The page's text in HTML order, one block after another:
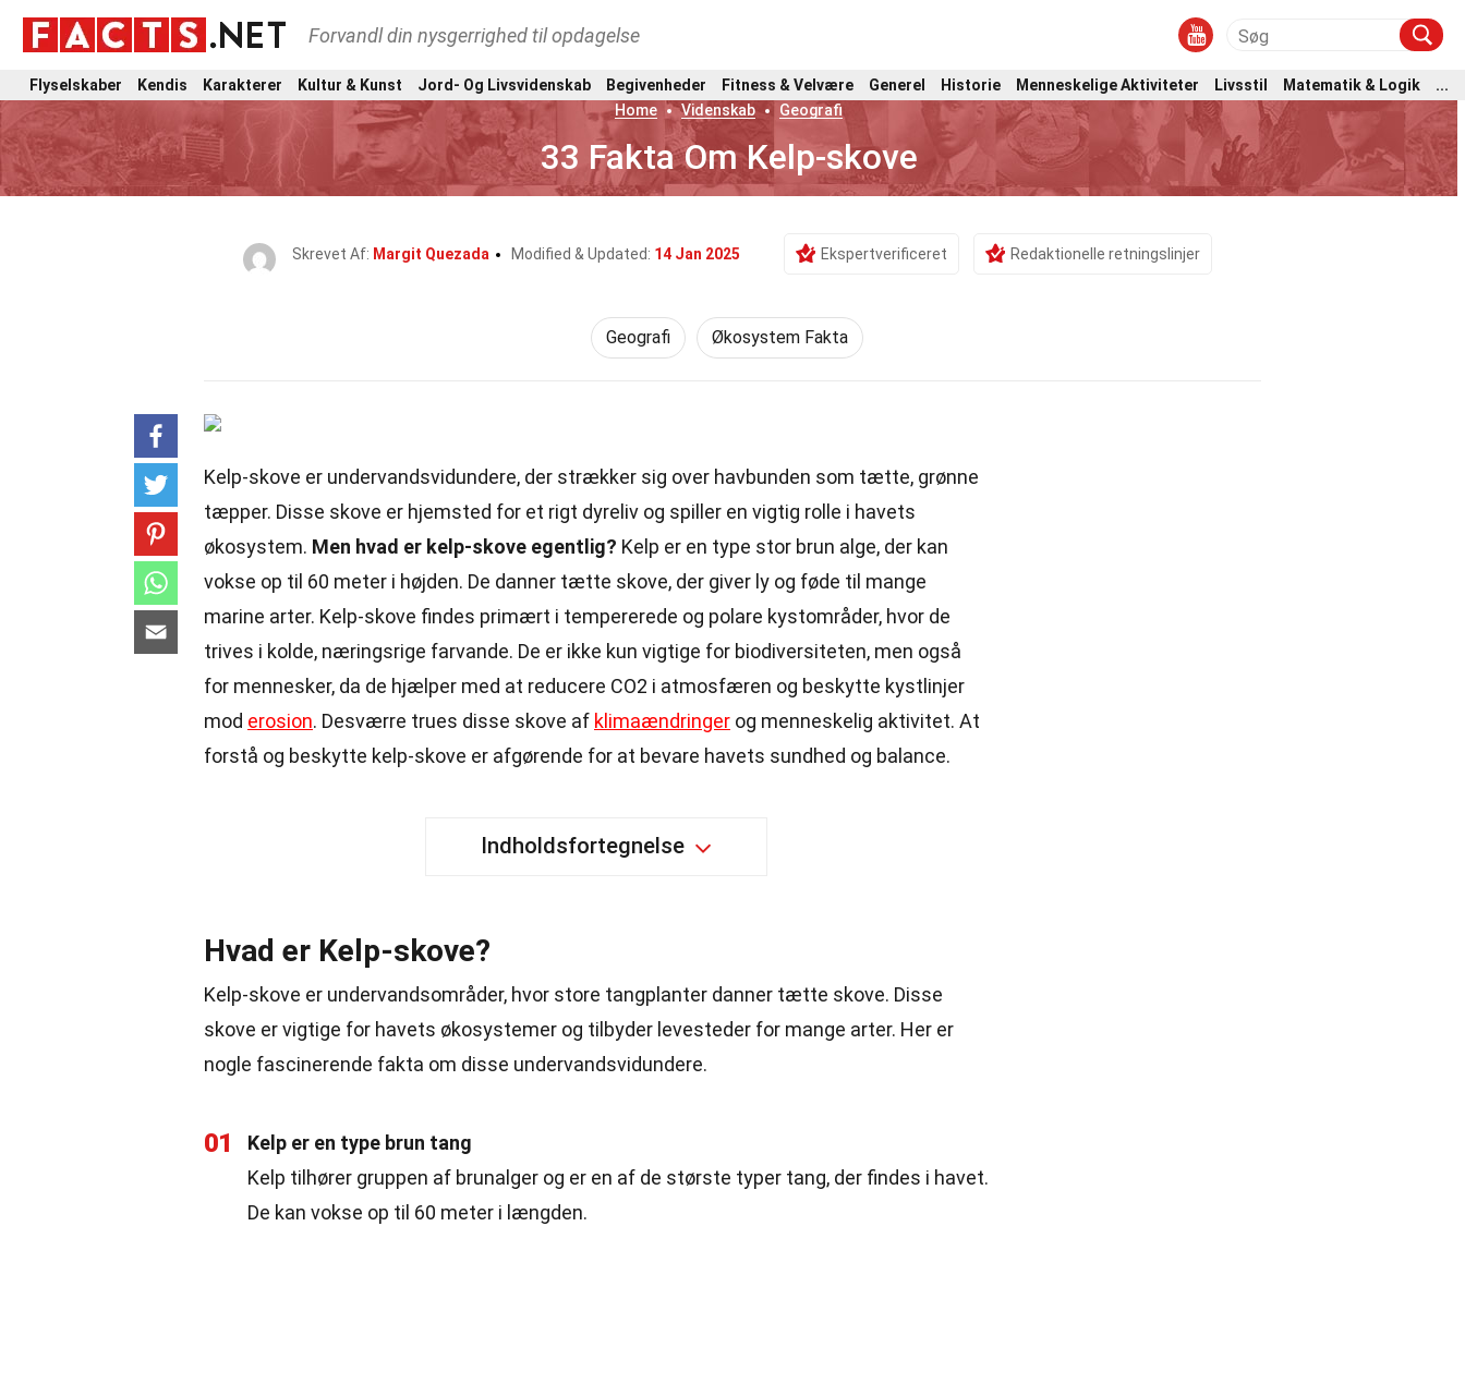
Forvandl din nysgerrighed til opdagelse
Flyselskaber Kendis Karakterer Kultur & Kunst Jord- Og Livsvidenskab Begivenheder Fitness & Velvære Generel Historie Menneskelige Aktiviteter Livsstil Matematik & Logik
...
Home
Videnskab Geografi
33 Fakta Om Kelp-skove
Skrevet Af: Margit Quezada Modified & Updated: 14 Jan 2025 Ekspertverificeret Redaktionelle retningslinjer
Geografi Økosystem Fakta
Kelp-skove er undervandsvidundere, der strækker sig over havbunden som tætte, grønne
tæpper. Disse skove er hjemsted for et rigt dyreliv og spiller en vigtig rolle i havets
økosystem. Men hvad er kelp-skove egentlig? Kelp er en type stor brun alge, der kan
vokse op til 60 meter i højden. De danner tætte skove, der giver ly og føde til mange
marine arter. Kelp-skove findes primært i tempererede og polare kystområder, hvor de
trives i kolde, næringsrige farvande. De er ikke kun vigtige for biodiversiteten, men også
for mennesker, da de hjælper med at reducere CO2 i atmosfæren og beskytte kystlinjer
mod erosion. Desværre trues disse skove af klimaændringer og menneskelig aktivitet. At
forstå og beskytte kelp-skove er afgørende for at bevare havets sundhed og balance.
Indholdsfortegnelse
Hvad er Kelp-skove?
Kelp-skove er undervandsområder, hvor store tangplanter danner tætte skove. Disse
skove er vigtige for havets økosystemer og tilbyder levesteder for mange arter. Her er
nogle fascinerende fakta om disse undervandsvidundere.
01
Kelp er en type brun tang
Kelp tilhører gruppen af brunalger og er en af de største typer tang, der findes i havet.
De kan vokse op til 60 meter i længden.